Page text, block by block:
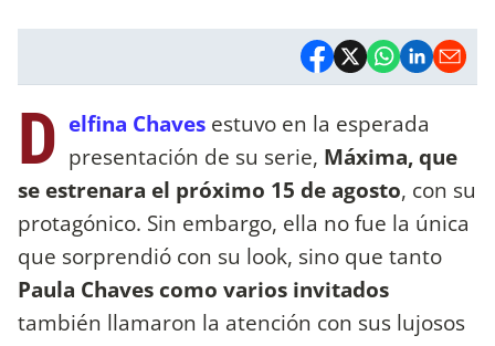
D elfina Chaves estuvo en la esperada
presentación de su serie, Máxima, que
se estrenara el próximo 15 de agosto, con su
protagónico. Sin embargo, ella no fue la única
que sorprendió con su look, sino que tanto
Paula Chaves como varios invitados
también llamaron la atención con sus lujosos